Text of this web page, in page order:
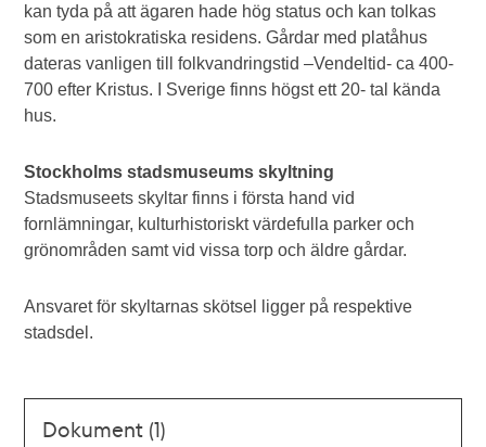
kan tyda på att ägaren hade hög status och kan tolkas
som en aristokratiska residens. Gårdar med platåhus
dateras vanligen till folkvandringstid –Vendeltid- ca 400-
700 efter Kristus. I Sverige finns högst ett 20- tal kända
hus.
Stockholms stadsmuseums skyltning
Stadsmuseets skyltar finns i första hand vid
fornlämningar, kulturhistoriskt värdefulla parker och
grönområden samt vid vissa torp och äldre gårdar.
Ansvaret för skyltarnas skötsel ligger på respektive
stadsdel.
Dokument (1)